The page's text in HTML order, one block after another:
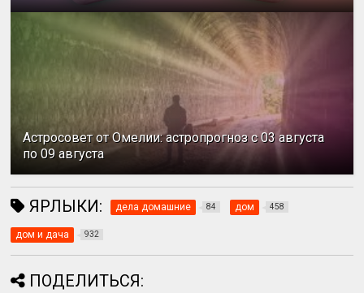
Астросовет от Омелии: астропрогноз с 03 августа
по 09 августа
ЯРЛЫКИ: дела домашние 84 дом 458
дом и дача 932
ПОДЕЛИТЬСЯ: